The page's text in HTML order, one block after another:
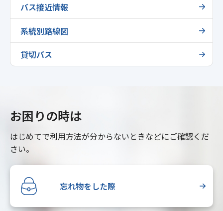
バス接近情報
系統別路線図
貸切バス
お困りの時は
はじめてで利用方法が分からないときなどにご確認くだ
さい。
忘れ物をした際